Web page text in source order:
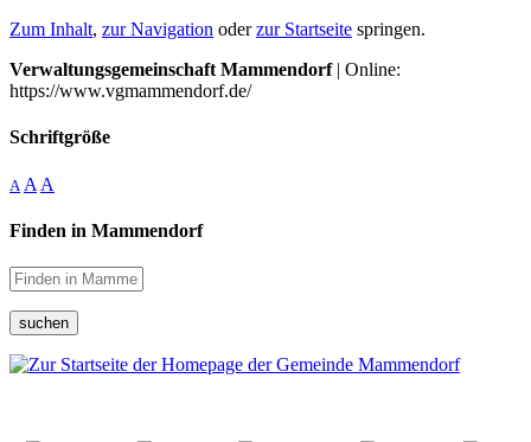
Zum Inhalt, zur Navigation oderzur Startseite springen.
Verwaltungsgemeinschaft Mammendorf| Online:
https://www.vgmammendorf.de/
Schriftgröße
A A A
Finden in Mammendorf
suchen